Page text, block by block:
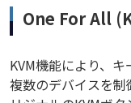
One For All
KVM機能により、
複数のデバイスを制